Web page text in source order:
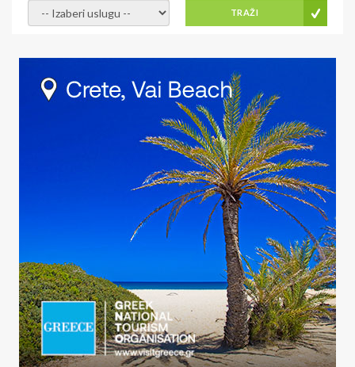
- Izaberite uslugu - TRAŽI